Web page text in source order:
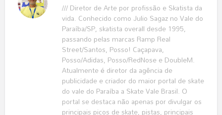
/// Diretor de Arte por profissão e Skatista da
vida. Conhecido como Julio Sagaz no Vale do
Paraíba/SP, skatista overall desde 1995,
passando pelas marcas Ramp Real
Street/Santos, Posso! Caçapava,
Posso/Adidas, Posso/RedNose e DoubleM.
Atualmente é diretor da agência de
publicidade e criador do maior portal de skate
do vale do Paraíba a Skate Vale Brasil. O
portal se destaca não apenas por divulgar os
principais picos de skate, pistas, principais